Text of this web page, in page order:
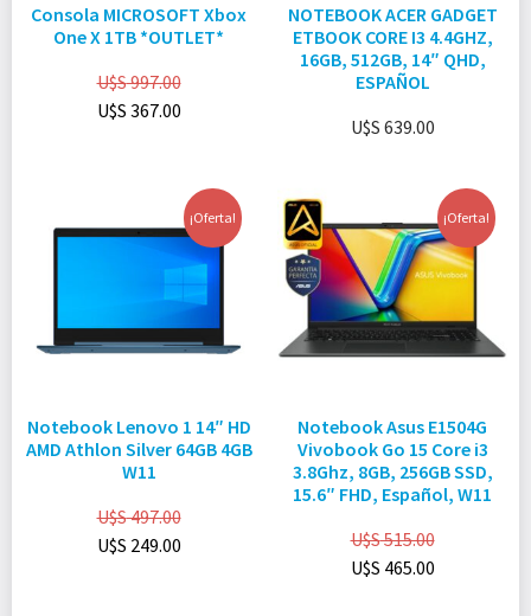
Consola MICROSOFT Xbox
One X 1TB *OUTLET*
U$S997.00
U$S 367.00
NOTEBOOK ACER GADGET
ETBOOK CORE I3 4.4GHZ,
16GB, 512GB, 14″ QHD,
ESPAÑOL
U$S 639.00
¡Oferta!
Notebook Lenovo 1 14″ HD
AMD Athlon Silver 64GB 4GB
W11
U$S497.00
U$S 249.00
¡Oferta!
Notebook Asus E1504G
Vivobook Go 15 Core i3
3.8Ghz, 8GB, 256GB SSD,
15.6″ FHD, Español, W11
U$S515.00
U$S 465.00